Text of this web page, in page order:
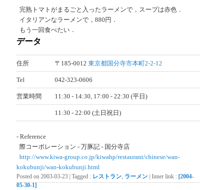
完熟トマトがまるごと入ったラーメンで，スープは赤色．
イタリアンなラーメンで，880円．
もう一回食べたい．
データ
住所 〒185-0012東京都国分寺市本町2-2-12
Tel 042-323-0606
営業時間 11:30 - 14:30, 17:00 - 22:30 (平日)
11:30 - 22:00 (土日祝日)
- Reference
際コーポレーション - 万豚記 - 国分寺店
http://www.kiwa-group.co.jp/kiwahp/restaurant/chinese/wan-
kokubunji/wan-kokubunji.html
Posted on2003-03-23 |Tagged : レストラン, ラーメン |Inner link : [2004-
05-30-1]